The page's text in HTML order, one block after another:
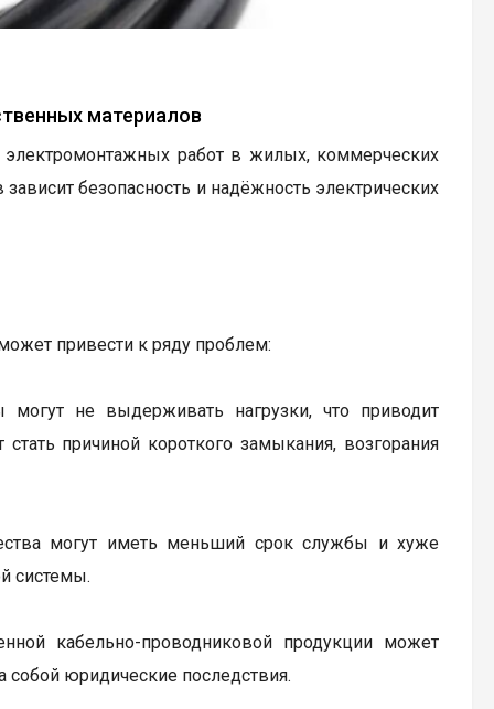
материалов
электромонтажных работ в жилых, коммерческих
безопасность и надёжность электрических
привести к ряду проблем:
не выдерживать нагрузки, что приводит
причиной короткого замыкания, возгорания
могут иметь меньший срок службы и хуже
системы.
кабельно-проводниковой продукции может
собой юридические последствия.